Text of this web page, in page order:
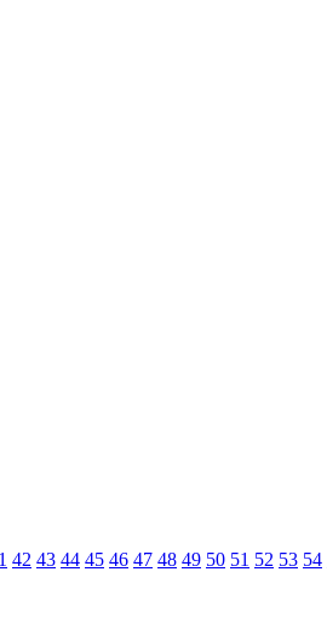
42 43 44 45 46 47 48 49 50 51 52 53 54